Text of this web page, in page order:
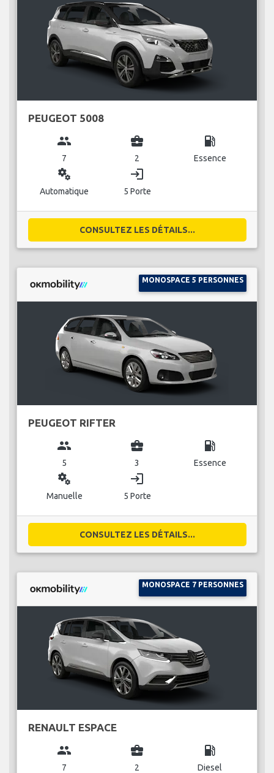
PEUGEOT 5008
group
7
business_center
2
local_gas_station
Essence
miscellaneous_services
Automatique
login
5 Porte
CONSULTEZ LES DÉTAILS...
MONOSPACE 5 PERSONNES
PEUGEOT RIFTER
group
5
business_center
3
local_gas_station
Essence
miscellaneous_services
Manuelle
login
5 Porte
CONSULTEZ LES DÉTAILS...
MONOSPACE 7 PERSONNES
RENAULT ESPACE
group
7
business_center
2
local_gas_station
Diesel